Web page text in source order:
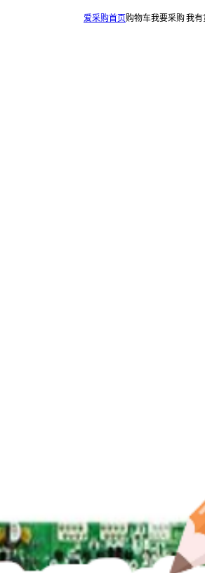
爱采购首页购物车我要采购我有